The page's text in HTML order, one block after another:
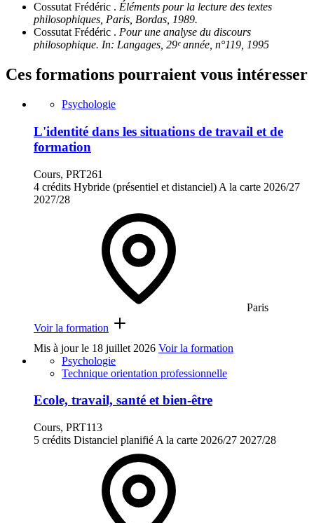
Cossutat Frédéric . Éléments pour la lecture des textes
philosophiques, Paris, Bordas, 1989.
Cossutat Frédéric . Pour une analyse du discours
philosophique. In: Langages, 29ᵉ année, n°119, 1995
Ces formations pourraient vous intéresser
Psychologie
L'identité dans les situations de travail et de
formation
Cours, PRT261
4 crédits Hybride (présentiel et distanciel) A la carte 2026/27
2027/28
Paris
Voir la formation
Mis à jour le 18 juillet 2026 Voir la formation
Psychologie
Technique orientation professionnelle
Ecole, travail, santé et bien-être
Cours, PRT113
5 crédits Distanciel planifié A la carte 2026/27 2027/28